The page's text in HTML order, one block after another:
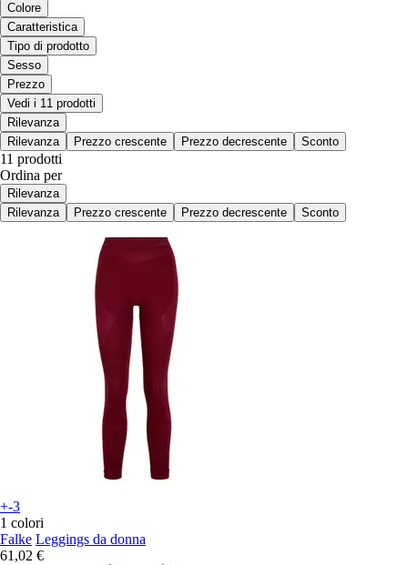
Colore
Caratteristica
Tipo di prodotto
Sesso
Prezzo
Vedi i 11 prodotti
Rilevanza
Rilevanza
Prezzo crescente Prezzo decrescente Sconto
11 prodotti
Ordina per
Rilevanza
Rilevanza
Prezzo crescente Prezzo decrescente Sconto
+-3
1 colori
Falke Leggings da donna
61,02 €